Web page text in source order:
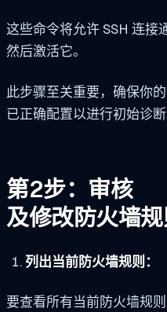
这些命令将允许 SSH 连接
然后激活它。
此步骤至关重要，确保你
已正确配置以进行初始诊断
第2步：审核
及修改防火墙
列出当前防火墙规则：
要查看所有当前防火墙规